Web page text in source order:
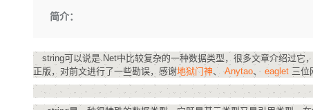
简介：
string可以说是.Net中比较复杂的一种数据类型，很多文章介绍过它
正版，对前文进行了一些勘误，感谢地狱门神、Anytao、 eaglet 三位
Qwen3.7-Plus
能看、能想、能动手的多模
Qwen3-VL-Plus
容器
网络与CDN
安全
云解析DNS
大数据开发治理平台
大数据
安全
网络
解决方案免费试用 新老
最高领取价值200元试用点
AI 产品 免费试用
电子合同
畅捷通
天池大赛
AI 算法大赛
云开发大赛